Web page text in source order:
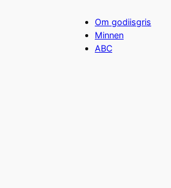
Om godiisgris
Minnen
ABC